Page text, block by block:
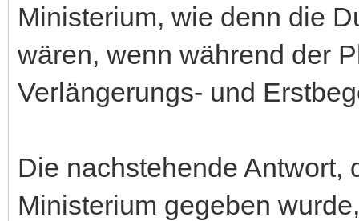
Ministerium, wie denn die
wären, wenn während der
Verlängerungs- und
Die nachstehende Antwort,
Ministerium gegeben